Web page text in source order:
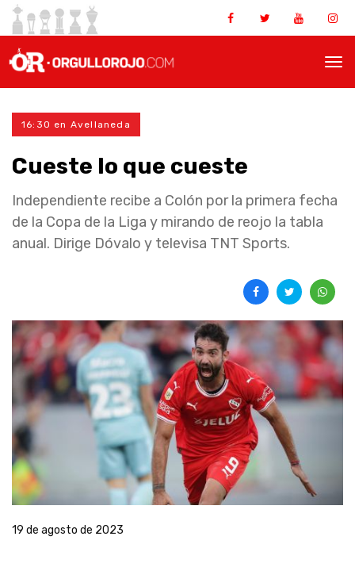
16:30 en Avellaneda
Cueste lo que cueste
Independiente recibe a Colón por la primera fecha
de la Copa de la Liga y mirando de reojo la tabla
anual. Dirige Dóvalo y televisa TNT Sports.
19 de agosto de 2023